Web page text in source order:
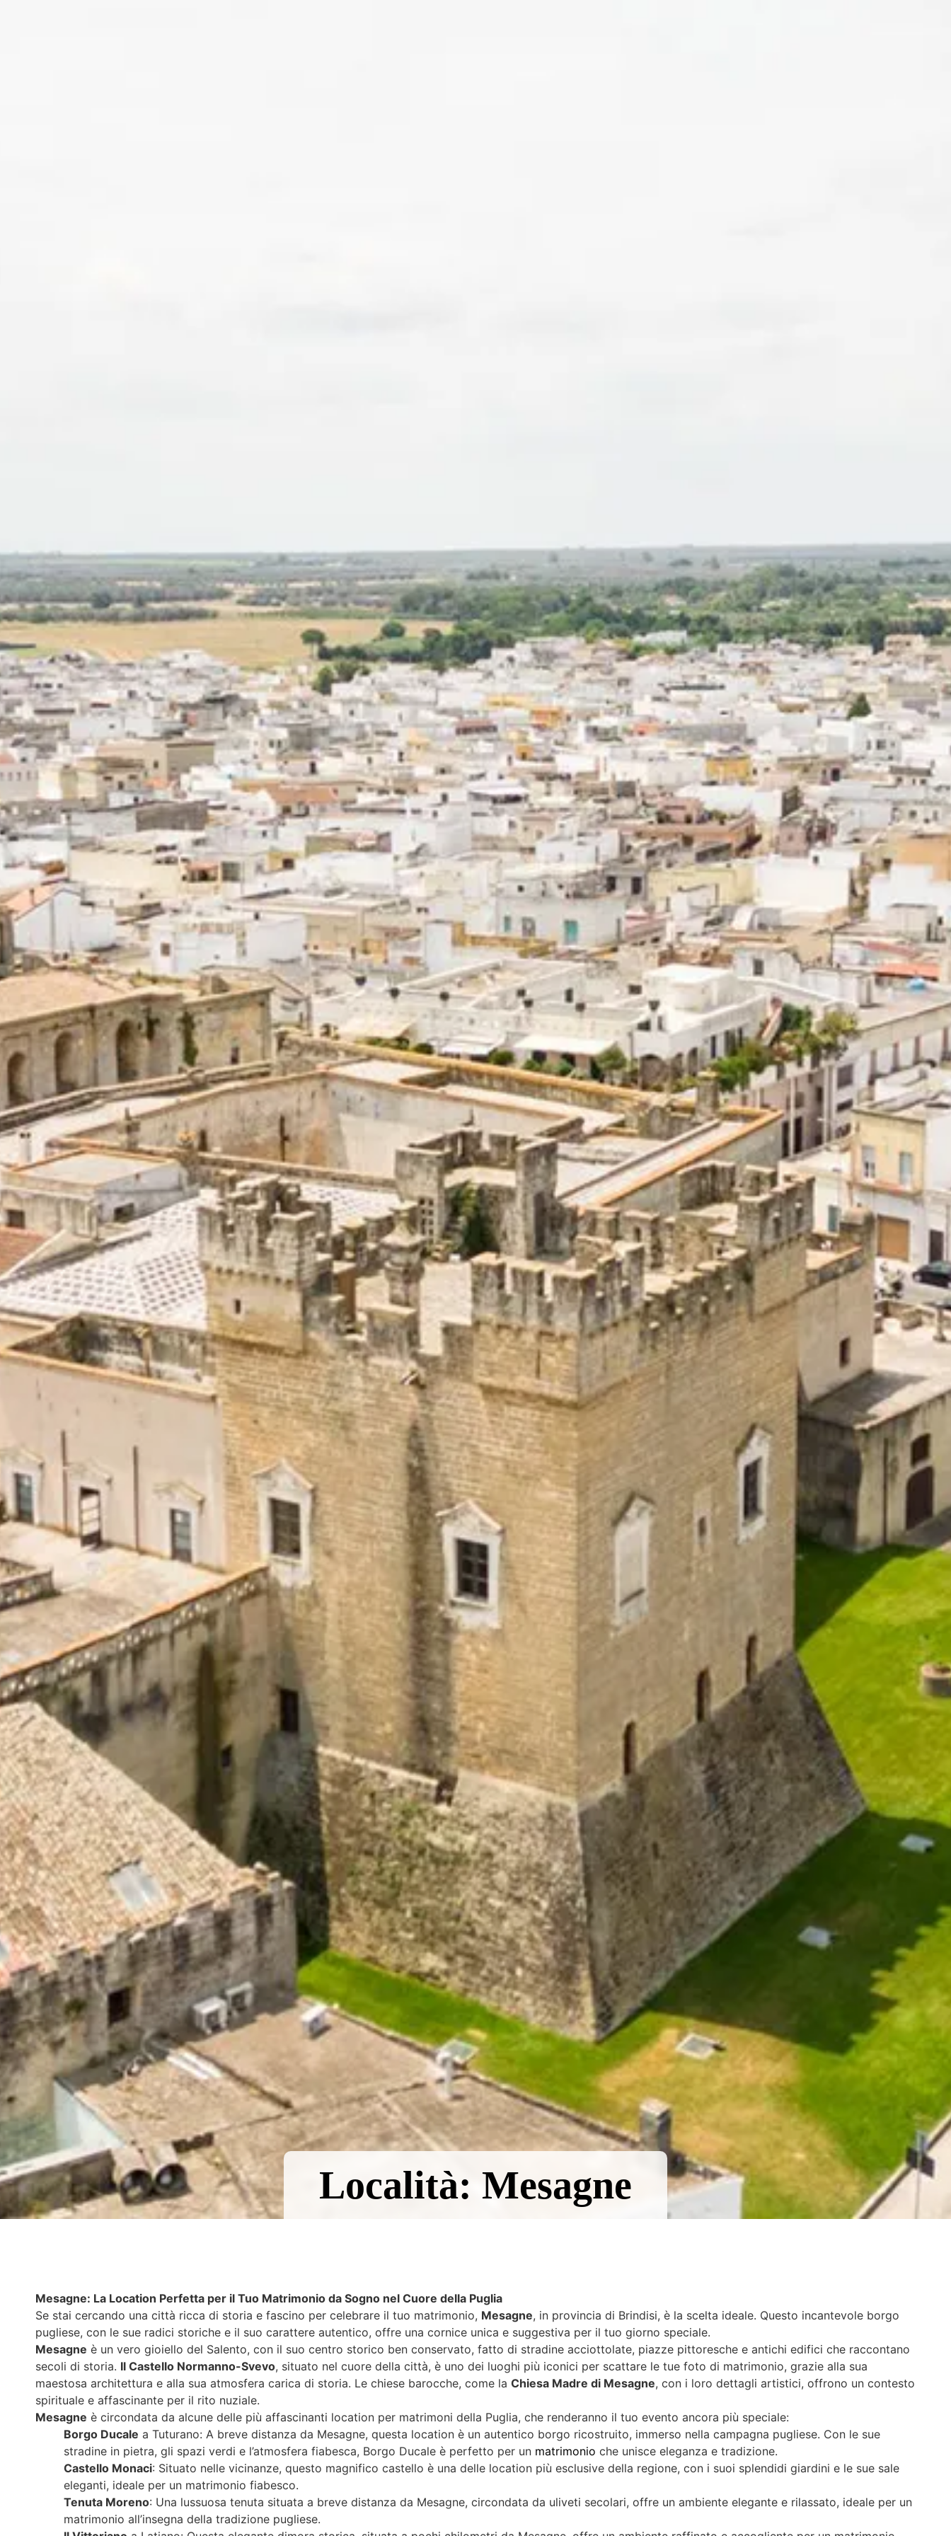
Località: Mesagne
Mesagne: La Location Perfetta per il Tuo Matrimonio da Sogno nel Cuore della Puglia
Se stai cercando una città ricca di storia e fascino per celebrare il tuo matrimonio, Mesagne, in provincia di Brindisi, è la scelta ideale. Questo incantevole borgo
pugliese, con le sue radici storiche e il suo carattere autentico, offre una cornice unica e suggestiva per il tuo giorno speciale.
Mesagne è un vero gioiello del Salento, con il suo centro storico ben conservato, fatto di stradine acciottolate, piazze pittoresche e antichi edifici che raccontano
secoli di storia. Il Castello Normanno-Svevo, situato nel cuore della città, è uno dei luoghi più iconici per scattare le tue foto di matrimonio, grazie alla sua
maestosa architettura e alla sua atmosfera carica di storia. Le chiese barocche, come la Chiesa Madre di Mesagne, con i loro dettagli artistici, offrono un contesto
spirituale e affascinante per il rito nuziale.
Mesagne è circondata da alcune delle più affascinanti location per matrimoni della Puglia, che renderanno il tuo evento ancora più speciale:
Borgo Ducale a Tuturano: A breve distanza da Mesagne, questa location è un autentico borgo ricostruito, immerso nella campagna pugliese. Con le sue
stradine in pietra, gli spazi verdi e l’atmosfera fiabesca, Borgo Ducale è perfetto per un matrimonio che unisce eleganza e tradizione.
Castello Monaci: Situato nelle vicinanze, questo magnifico castello è una delle location più esclusive della regione, con i suoi splendidi giardini e le sue sale
eleganti, ideale per un matrimonio fiabesco.
Tenuta Moreno: Una lussuosa tenuta situata a breve distanza da Mesagne, circondata da uliveti secolari, offre un ambiente elegante e rilassato, ideale per un
matrimonio all’insegna della tradizione pugliese.